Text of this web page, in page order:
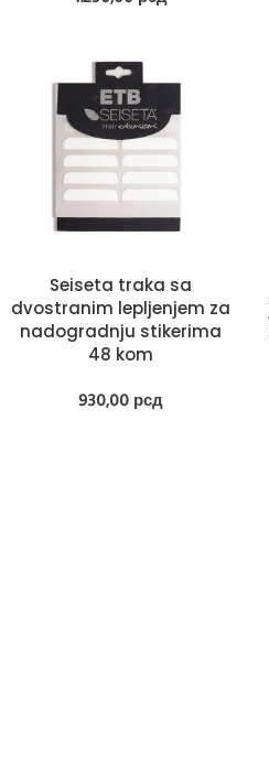
Seiseta traka sa
dvostranim lepljenjem za
nadogradnju stikerima
48 kom
930,00 рсд